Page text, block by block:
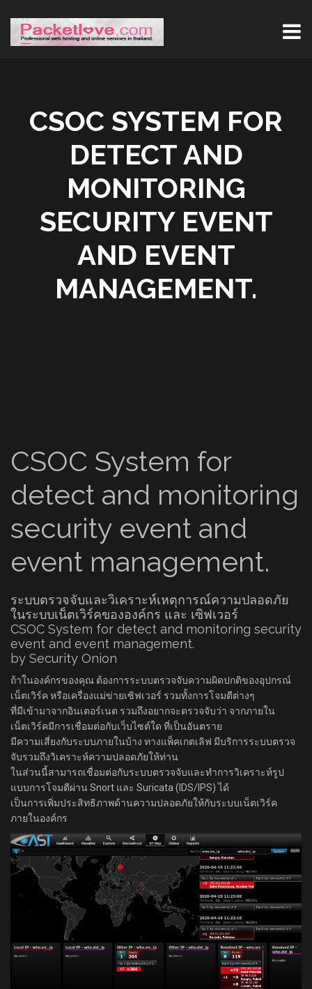
CSOC SYSTEM FOR
DETECT AND
MONITORING
SECURITY EVENT
AND EVENT
MANAGEMENT.
CSOC System for
detect and monitoring
security event and
event management.
ระบบตรวจจับและวิเคราะห์เหตุการณ์ความปลอดภัย
ในระบบเน็ตเวิร์คขององค์กร และ เซิฟเวอร์
CSOC System for detect and monitoring security
event and event management.
by Security Onion
ถ้าในองค์กรของคุณ ต้องการระบบตรวจจับความผิดปกติของอุปกรณ์
เน็ตเวิร์ค หรือเครื่องแม่ข่ายเซิฟเวอร์ รวมทั้งการโจมตีต่างๆ
ที่มีเข้ามาจากอินเตอร์เนต รวมถึงอยากจะตรวจจับว่า จากภายใน
เน็ตเวิร์คมีการเชื่อมต่อกับเว็บไซต์ใด ที่เป็นอันตราย
มีความเสี่ยงกับระบบภายในบ้าง ทางแพ็คเกตเลิฟ มีบริการระบบตรวจ
จับรวมถึงวิเคราะห์ความปลอดภัยให้ท่าน
ในส่วนนี้สามารถเชื่อมต่อกับระบบตรวจจับและทำการวิเคราะห์รูป
แบบการโจมตีผ่าน Snort และ Suricata (IDS/IPS) ได้
เป็นการเพิ่มประสิทธิภาพด้านความปลอดภัยให้กับระบบเน็ตเวิร์ค
ภายในองค์กร